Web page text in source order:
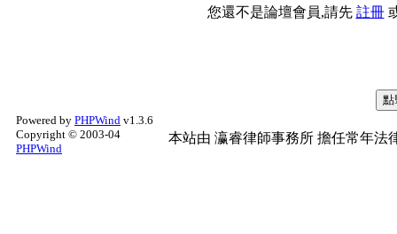
您還不是論壇會員,請先 註冊
Powered by PHPWind v1.3.6
Copyright © 2003-04
PHPWind
本站由 瀛睿律師事務所 擔任常年法